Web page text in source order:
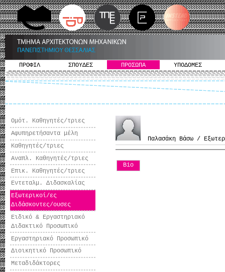
ΠΡΟΦΙΛ ΣΠΟΥΔΕΣ ΠΡΟΣΩΠΑ ΥΠΟΔΟΜΕΣ
Ομότ. Καθηγητές/τριες
Αφυπηρετήσαντα μέλη
Καθηγητές/τριες
Αναπλ. Καθηγητές/τριες
Επικ. Καθηγητές/τριες
Εντεταλμ. Διδασκαλίας
Εξωτερικοί/ες
Διδάσκοντες/ουσες
Ειδικό & Εργαστηριακό
Διδακτικό Προσωπικό
Εργαστηριακό Προσωπικό
Διοικητικό Προσωπικό
Μεταδιδάκτορες
Παλασάκη Βάσω /
Bio